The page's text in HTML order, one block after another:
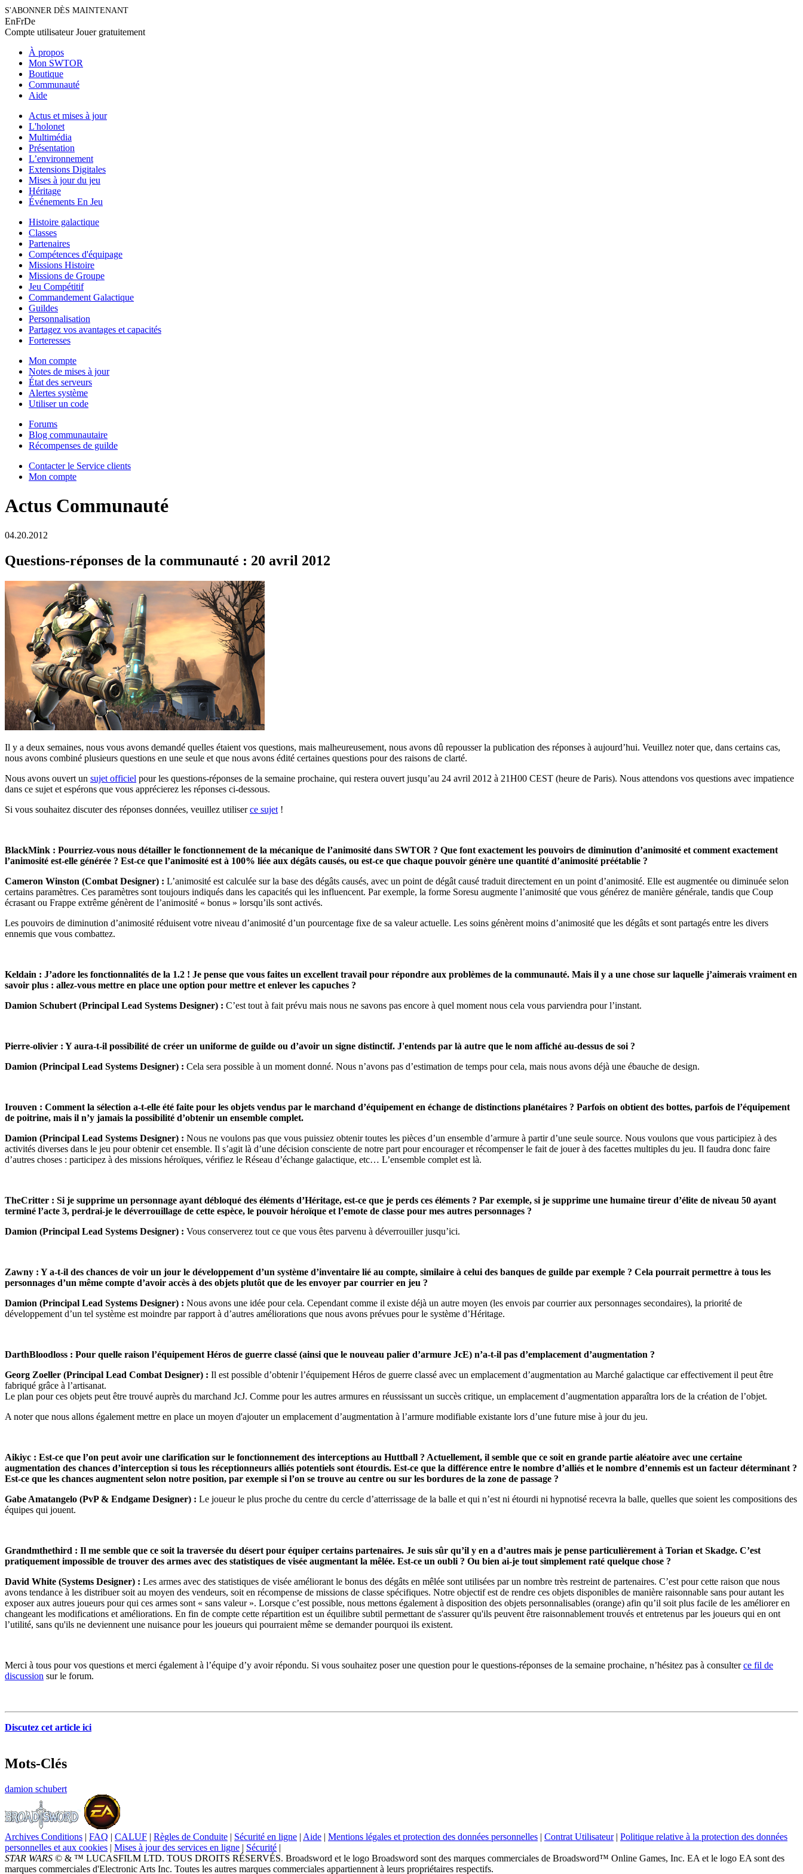
S'ABONNER DÈS MAINTENANT
EnFrDe
Compte utilisateurJouer gratuitement
À propos
Mon SWTOR
Boutique
Communauté
Aide
Actus et mises à jour
L'holonet
Multimédia
Présentation
L’environnement
Extensions Digitales
Mises à jour du jeu
Héritage
Événements En Jeu
Histoire galactique
Classes
Partenaires
Compétences d'équipage
Missions Histoire
Missions de Groupe
Jeu Compétitif
Commandement Galactique
Guildes
Personnalisation
Partagez vos avantages et capacités
Forteresses
Mon compte
Notes de mises à jour
État des serveurs
Alertes système
Utiliser un code
Forums
Blog communautaire
Récompenses de guilde
Contacter le Service clients
Mon compte
Actus Communauté
04.20.2012
Questions-réponses de la communauté : 20 avril 2012
Il y a deux semaines, nous vous avons demandé quelles étaient vos questions, mais malheureusement, nous avons dû repousser la publication des réponses à aujourd’hui. Veuillez noter que, dans certains cas,
nous avons combiné plusieurs questions en une seule et que nous avons édité certaines questions pour des raisons de clarté.
Nous avons ouvert un sujet officiel pour les questions-réponses de la semaine prochaine, qui restera ouvert jusqu’au 24 avril 2012 à 21H00 CEST (heure de Paris). Nous attendons vos questions avec impatience
dans ce sujet et espérons que vous apprécierez les réponses ci-dessous.
Si vous souhaitez discuter des réponses données, veuillez utiliserce sujet !
BlackMink : Pourriez-vous nous détailler le fonctionnement de la mécanique de l’animosité dans SWTOR ? Que font exactement les pouvoirs de diminution d’animosité et comment exactement
l’animosité est-elle générée ? Est-ce que l’animosité est à 100% liée aux dégâts causés, ou est-ce que chaque pouvoir génère une quantité d’animosité préétablie ?
Cameron Winston (Combat Designer) : L’animosité est calculée sur la base des dégâts causés, avec un point de dégât causé traduit directement en un point d’animosité. Elle est augmentée ou diminuée selon
certains paramètres. Ces paramètres sont toujours indiqués dans les capacités qui les influencent. Par exemple, la forme Soresu augmente l’animosité que vous générez de manière générale, tandis que Coup
écrasant ou Frappe extrême génèrent de l’animosité « bonus » lorsqu’ils sont activés.
Les pouvoirs de diminution d’animosité réduisent votre niveau d’animosité d’un pourcentage fixe de sa valeur actuelle. Les soins génèrent moins d’animosité que les dégâts et sont partagés entre les divers
ennemis que vous combattez.
Keldain : J’adore les fonctionnalités de la 1.2 ! Je pense que vous faites un excellent travail pour répondre aux problèmes de la communauté. Mais il y a une chose sur laquelle j’aimerais vraiment en
savoir plus : allez-vous mettre en place une option pour mettre et enlever les capuches ?
Damion Schubert (Principal Lead Systems Designer) : C’est tout à fait prévu mais nous ne savons pas encore à quel moment nous cela vous parviendra pour l’instant.
Pierre-olivier : Y aura-t-il possibilité de créer un uniforme de guilde ou d’avoir un signe distinctif. J'entends par là autre que le nom affiché au-dessus de soi ?
Damion (Principal Lead Systems Designer) : Cela sera possible à un moment donné. Nous n’avons pas d’estimation de temps pour cela, mais nous avons déjà une ébauche de design.
Irouven : Comment la sélection a-t-elle été faite pour les objets vendus par le marchand d’équipement en échange de distinctions planétaires ? Parfois on obtient des bottes, parfois de l’équipement
de poitrine, mais il n’y jamais la possibilité d’obtenir un ensemble complet.
Damion (Principal Lead Systems Designer) : Nous ne voulons pas que vous puissiez obtenir toutes les pièces d’un ensemble d’armure à partir d’une seule source. Nous voulons que vous participiez à des
activités diverses dans le jeu pour obtenir cet ensemble. Il s’agit là d’une décision consciente de notre part pour encourager et récompenser le fait de jouer à des facettes multiples du jeu. Il faudra donc faire
d’autres choses : participez à des missions héroïques, vérifiez le Réseau d’échange galactique, etc… L’ensemble complet est là.
TheCritter : Si je supprime un personnage ayant débloqué des éléments d’Héritage, est-ce que je perds ces éléments ? Par exemple, si je supprime une humaine tireur d’élite de niveau 50 ayant
terminé l’acte 3, perdrai-je le déverrouillage de cette espèce, le pouvoir héroïque et l’emote de classe pour mes autres personnages ?
Damion (Principal Lead Systems Designer) : Vous conserverez tout ce que vous êtes parvenu à déverrouiller jusqu’ici.
Zawny : Y a-t-il des chances de voir un jour le développement d’un système d’inventaire lié au compte, similaire à celui des banques de guilde par exemple ? Cela pourrait permettre à tous les
personnages d’un même compte d’avoir accès à des objets plutôt que de les envoyer par courrier en jeu ?
Damion (Principal Lead Systems Designer) : Nous avons une idée pour cela. Cependant comme il existe déjà un autre moyen (les envois par courrier aux personnages secondaires), la priorité de
développement d’un tel système est moindre par rapport à d’autres améliorations que nous avons prévues pour le système d’Héritage.
DarthBloodloss : Pour quelle raison l’équipement Héros de guerre classé (ainsi que le nouveau palier d’armure JcE) n’a-t-il pas d’emplacement d’augmentation ?
Georg Zoeller (Principal Lead Combat Designer) : Il est possible d’obtenir l’équipement Héros de guerre classé avec un emplacement d’augmentation au Marché galactique car effectivement il peut être
fabriqué grâce à l’artisanat.
Le plan pour ces objets peut être trouvé auprès du marchand JcJ. Comme pour les autres armures en réussissant un succès critique, un emplacement d’augmentation apparaîtra lors de la création de l’objet.
A noter que nous allons également mettre en place un moyen d'ajouter un emplacement d’augmentation à l’armure modifiable existante lors d’une future mise à jour du jeu.
Aikiyc : Est-ce que l’on peut avoir une clarification sur le fonctionnement des interceptions au Huttball ? Actuellement, il semble que ce soit en grande partie aléatoire avec une certaine
augmentation des chances d’interception si tous les réceptionneurs alliés potentiels sont étourdis. Est-ce que la différence entre le nombre d’alliés et le nombre d’ennemis est un facteur déterminant ?
Est-ce que les chances augmentent selon notre position, par exemple si l’on se trouve au centre ou sur les bordures de la zone de passage ?
Gabe Amatangelo (PvP & Endgame Designer) : Le joueur le plus proche du centre du cercle d’atterrissage de la balle et qui n’est ni étourdi ni hypnotisé recevra la balle, quelles que soient les compositions des
équipes qui jouent.
Grandmthethird : Il me semble que ce soit la traversée du désert pour équiper certains partenaires. Je suis sûr qu’il y en a d’autres mais je pense particulièrement à Torian et Skadge. C’est
pratiquement impossible de trouver des armes avec des statistiques de visée augmentant la mêlée. Est-ce un oubli ? Ou bien ai-je tout simplement raté quelque chose ?
David White (Systems Designer) : Les armes avec des statistiques de visée améliorant le bonus des dégâts en mêlée sont utilisées par un nombre très restreint de partenaires. C’est pour cette raison que nous
avons tendance à les distribuer soit au moyen des vendeurs, soit en récompense de missions de classe spécifiques. Notre objectif est de rendre ces objets disponibles de manière raisonnable sans pour autant les
exposer aux autres joueurs pour qui ces armes sont « sans valeur ». Lorsque c’est possible, nous mettons également à disposition des objets personnalisables (orange) afin qu’il soit plus facile de les améliorer en
changeant les modifications et améliorations. En fin de compte cette répartition est un équilibre subtil permettant de s'assurer qu'ils peuvent être raisonnablement trouvés et entretenus par les joueurs qui en ont
l’utilité, sans qu'ils ne deviennent une nuisance pour les joueurs qui pourraient même se demander pourquoi ils existent.
Merci à tous pour vos questions et merci également à l’équipe d’y avoir répondu. Si vous souhaitez poser une question pour le questions-réponses de la semaine prochaine, n’hésitez pas à consulterce fil de
discussion sur le forum.
Discutez cet article ici
Mots-Clés
damion schubert
Archives Conditions | FAQ | CALUF | Règles de Conduite | Sécurité en ligne | Aide | Mentions légales et protection des données personnelles | Contrat Utilisateur | Politique relative à la protection des données
personnelles et aux cookies | Mises à jour des services en ligne | Sécurité |
STAR WARS © & ™ LUCASFILM LTD. TOUS DROITS RÉSERVÉS. Broadsword et le logo Broadsword sont des marques commerciales de Broadsword™ Online Games, Inc. EA et le logo EA sont des
marques commerciales d'Electronic Arts Inc. Toutes les autres marques commerciales appartiennent à leurs propriétaires respectifs.